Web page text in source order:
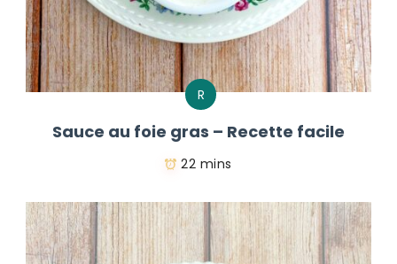
R
Sauce au foie gras – Recette facile
22 mins